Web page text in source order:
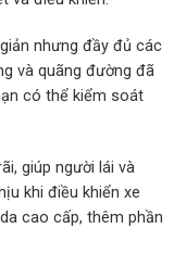
nhưng đầy đủ các
và quãng đường đã
có thể kiểm soát
giúp người lái và
khi điều khiển xe
cao cấp, thêm phần